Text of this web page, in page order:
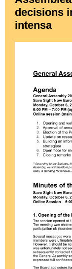
decisions
intensa